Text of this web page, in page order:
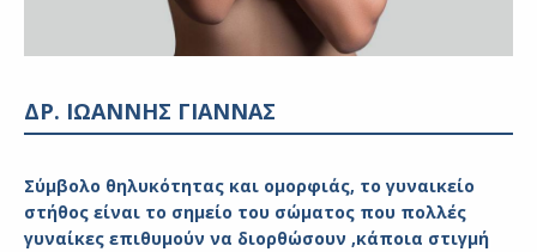
ΔΡ. ΙΩΑΝΝΗΣ ΓΙΑΝΝΑΣ
Σύμβολο θηλυκότητας και ομορφιάς, το γυναικείο
στήθος είναι το σημείο του σώματος που πολλές
γυναίκες επιθυμούν να διορθώσουν ,κάποια στιγμή